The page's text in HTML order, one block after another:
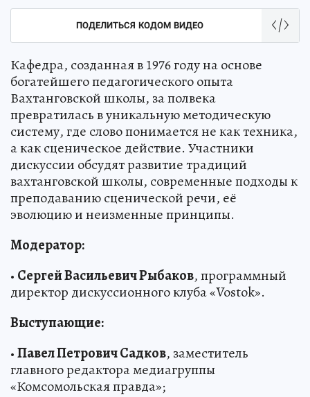
ПОДЕЛИТЬСЯ КОДОМ ВИДЕО
Кафедра, созданная в 1976 году на основе
богатейшего педагогического опыта
Вахтанговской школы, за полвека
превратилась в уникальную методическую
систему, где слово понимается не как техника,
а как сценическое действие. Участники
дискуссии обсудят развитие традиций
вахтанговской школы, современные подходы к
преподаванию сценической речи, её
эволюцию и неизменные принципы.
Модератор:
• Сергей Васильевич Рыбаков, программный
директор дискуссионного клуба «Vostok».
Выступающие:
•Павел Петрович Садков, заместитель
главного редактора медиагруппы
«Комсомольская правда»;